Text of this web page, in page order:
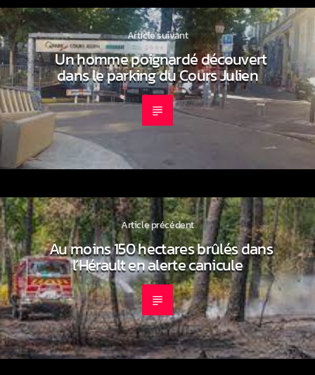
Article suivant
Un homme poignardé découvert
dans le parking du Cours Julien
Article précédent
Au moins 150 hectares brûlés dans
l’Hérault en alerte canicule